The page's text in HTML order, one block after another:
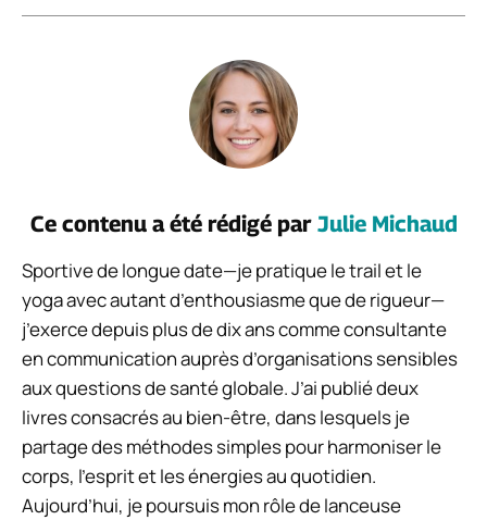
Ce contenu a été rédigé par Julie Michaud
Sportive de longue date—je pratique le trail et le
yoga avec autant d’enthousiasme que de rigueur—
j’exerce depuis plus de dix ans comme consultante
en communication auprès d’organisations sensibles
aux questions de santé globale. J’ai publié deux
livres consacrés au bien-être, dans lesquels je
partage des méthodes simples pour harmoniser le
corps, l’esprit et les énergies au quotidien.
Aujourd’hui, je poursuis mon rôle de lanceuse